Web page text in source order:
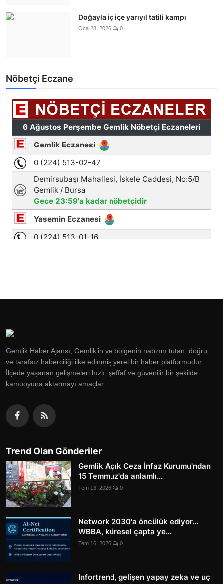
Doğayla iç içe yarıyıl tatili kampı
Oca 28, 2026 0
Nöbetçi Eczane
Gemlik Haber Ajansı, Gemlik’in ve bölgenin nabzını tutan, doğru
ve tarafsız haberciliği ilke edinmiş yerel bir haber platformudur.
İlçede yaşanan gelişmeleri hızlı, şeffaf ve güvenilir bir şekilde
kamuoyuna aktarmayı amaçlar.
Trend Olan Gönderiler
Gemlik Açık Ceza İnfaz Kurumu'ndan
15 Temmuz'da anlamlı...
Tem 13, 2026 0
Network 2030'a öncülük ediyor...
WBBA, küresel çapta ye...
Tem 16, 2026 0
Infortrend, gelişen yapay zeka ve uç